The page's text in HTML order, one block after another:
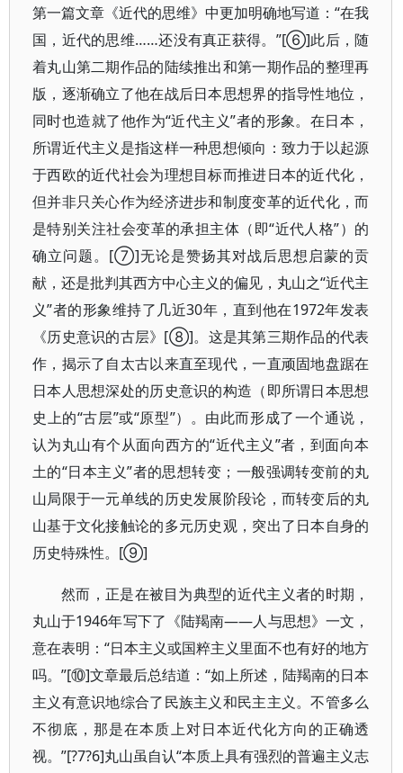
第一篇文章《近代的思维》中更加明确地写道：“在我
国，近代的思维……还没有真正获得。”[⑥]此后，随
着丸山第二期作品的陆续推出和第一期作品的整理再
版，逐渐确立了他在战后日本思想界的指导性地位，
同时也造就了他作为“近代主义”者的形象。在日本，
所谓近代主义是指这样一种思想倾向：致力于以起源
于西欧的近代社会为理想目标而推进日本的近代化，
但并非只关心作为经济进步和制度变革的近代化，而
是特别关注社会变革的承担主体（即“近代人格”）的
确立问题。[⑦]无论是赞扬其对战后思想启蒙的贡
献，还是批判其西方中心主义的偏见，丸山之“近代主
义”者的形象维持了几近30年，直到他在1972年发表
《历史意识的古层》[⑧]。这是其第三期作品的代表
作，揭示了自太古以来直至现代，一直顽固地盘踞在
日本人思想深处的历史意识的构造（即所谓日本思想
史上的“古层”或“原型”）。由此而形成了一个通说，
认为丸山有个从面向西方的“近代主义”者，到面向本
土的“日本主义”者的思想转变；一般强调转变前的丸
山局限于一元单线的历史发展阶段论，而转变后的丸
山基于文化接触论的多元历史观，突出了日本自身的
历史特殊性。[⑨]
然而，正是在被目为典型的近代主义者的时期，
丸山于1946年写下了《陆羯南——人与思想》一文，
意在表明：“日本主义或国粹主义里面不也有好的地方
吗。”[⑩]文章最后总结道：“如上所述，陆羯南的日本
主义有意识地综合了民族主义和民主主义。不管多么
不彻底，那是在本质上对日本近代化方向的正确透
视。”[?7?6]丸山虽自认“本质上具有强烈的普遍主义志